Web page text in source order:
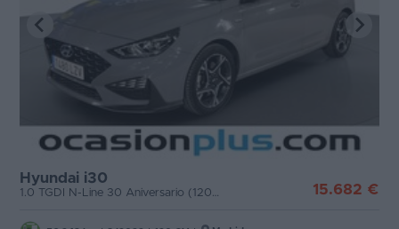
Hyundai i30
1.0 TGDI N-Line 30 Aniversario (120 CV) 15.682 €